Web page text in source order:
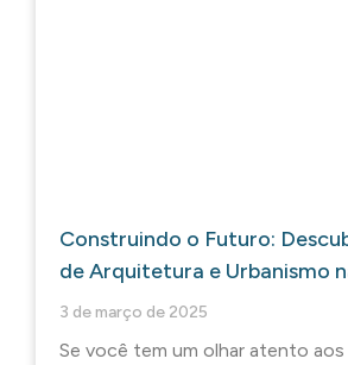
Construindo o Futuro:
de Arquitetura e Urbanismo
3 de março de 2025
Se você tem um olhar atento aos